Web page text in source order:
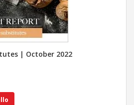
| October 2022